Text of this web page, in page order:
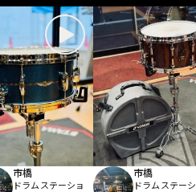
市橋
ドラムステーショ
市橋
ドラムステー